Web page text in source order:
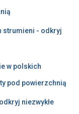
strumieni - odkryj
w polskich
pod powierzchnią
niezwykłe